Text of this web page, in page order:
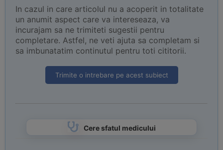
In cazul in care articolul nu a acoperit in totalitate
un anumit aspect care va intereseaza, va
incurajam sa ne trimiteti sugestii pentru
completare. Astfel, ne veti ajuta sa completam si
sa imbunatatim continutul pentru toti cititorii.
Trimite o intrebare pe acest subiect
Cere sfatul medicului